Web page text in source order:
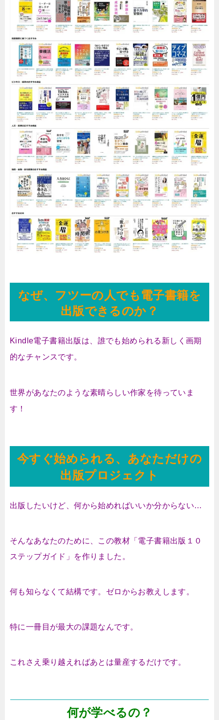
なぜ、フツーの人でも電子書籍を
出版できるのか？
Kindle電子書籍出版は、誰でも始められる新しく画期
的なチャンスです。
世界があなたのような素晴らしい作家を待っていま
す！
今すぐ始められる、あなただけの
出版プロジェクト
出版したいけど、何から始めればいいか分からない…
そんなあなたのために、この教材 「電子書籍出版１０
ステップガイド」
を作りました。
何も知らなくて結構です。ゼロからお教えします。
特に一冊目が最大の課題なんです。
これさえ乗り越えればあとは量産するだけです。
何が学べるの？